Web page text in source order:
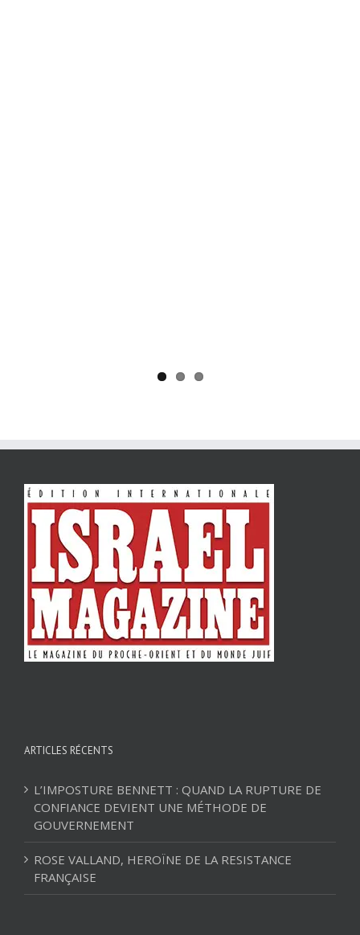
ARTICLES RÉCENTS
L’IMPOSTURE BENNETT : QUAND LA RUPTURE DE
CONFIANCE DEVIENT UNE MÉTHODE DE
GOUVERNEMENT
ROSE VALLAND, HEROÏNE DE LA RESISTANCE
FRANÇAISE